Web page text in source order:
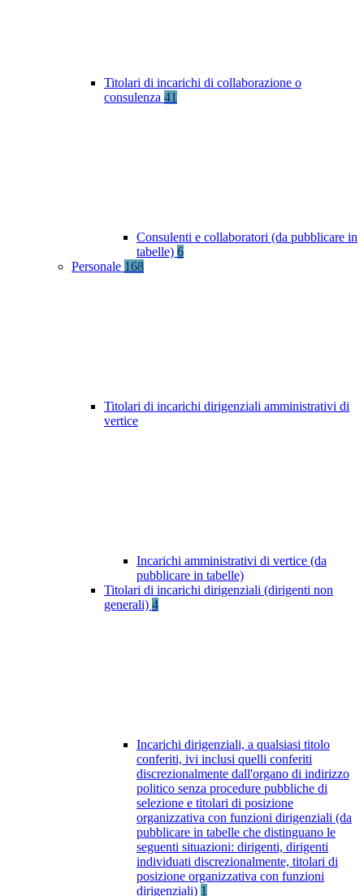
Titolari di incarichi di collaborazione o
consulenza 41
Consulenti e collaboratori (da pubblicare in
tabelle) 6
Personale 168
Titolari di incarichi dirigenziali amministrativi di
vertice
Incarichi amministrativi di vertice (da
pubblicare in tabelle)
Titolari di incarichi dirigenziali (dirigenti non
generali) 4
Incarichi dirigenziali, a qualsiasi titolo
conferiti, ivi inclusi quelli conferiti
discrezionalmente dall'organo di indirizzo
politico senza procedure pubbliche di
selezione e titolari di posizione
organizzativa con funzioni dirigenziali (da
pubblicare in tabelle che distinguano le
seguenti situazioni: dirigenti, dirigenti
individuati discrezionalmente, titolari di
posizione organizzativa con funzioni
dirigenziali) 1